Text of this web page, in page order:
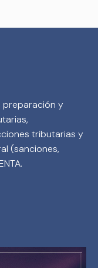
preparación y
tributarias y
(sanciones,